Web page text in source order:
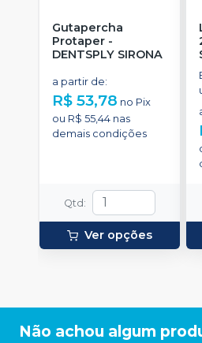
Gutapercha
Protaper -
DENTSPLY SIRONA
a partir de:
R$ 53,78 no Pix
ou R$ 55,44 nas
demais condições
Qtd:
Ver opções
Não achou algum